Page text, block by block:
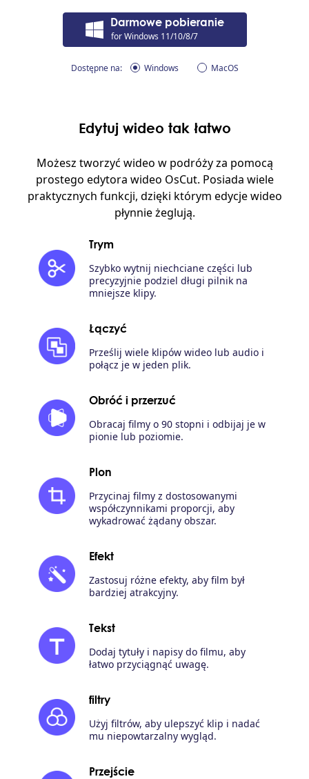
Darmowe pobieranie
for Windows 11/10/8/7
Dostępne na: Windows MacOS
Edytuj wideo tak łatwo
Możesz tworzyć wideo w podróży za pomocą
prostego edytora wideo OsCut. Posiada wiele
praktycznych funkcji, dzięki którym edycje wideo
płynnie żeglują.
Trym
Szybko wytnij niechciane części lub
precyzyjnie podziel długi pilnik na
mniejsze klipy.
Łączyć
Prześlij wiele klipów wideo lub audio i
połącz je w jeden plik.
Obróć i przerzuć
Obracaj filmy o 90 stopni i odbijaj je w
pionie lub poziomie.
Plon
Przycinaj filmy z dostosowanymi
współczynnikami proporcji, aby
wykadrować żądany obszar.
Efekt
Zastosuj różne efekty, aby film był
bardziej atrakcyjny.
Tekst
Dodaj tytuły i napisy do filmu, aby
łatwo przyciągnąć uwagę.
filtry
Użyj filtrów, aby ulepszyć klip i nadać
mu niepowtarzalny wygląd.
Przejście